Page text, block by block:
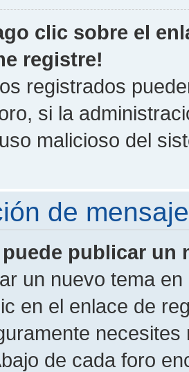
clic sobre el
registre!
registrados
si la
malicioso del
de
publicar un
un nuevo tema
en el enlace de
de cada foro